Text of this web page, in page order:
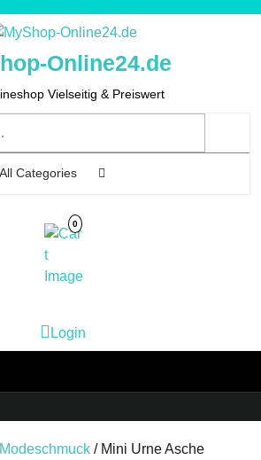
Online24.de
Vielseitig & Preiswert
All Categories
0
Login
/ Mini Urne Asche